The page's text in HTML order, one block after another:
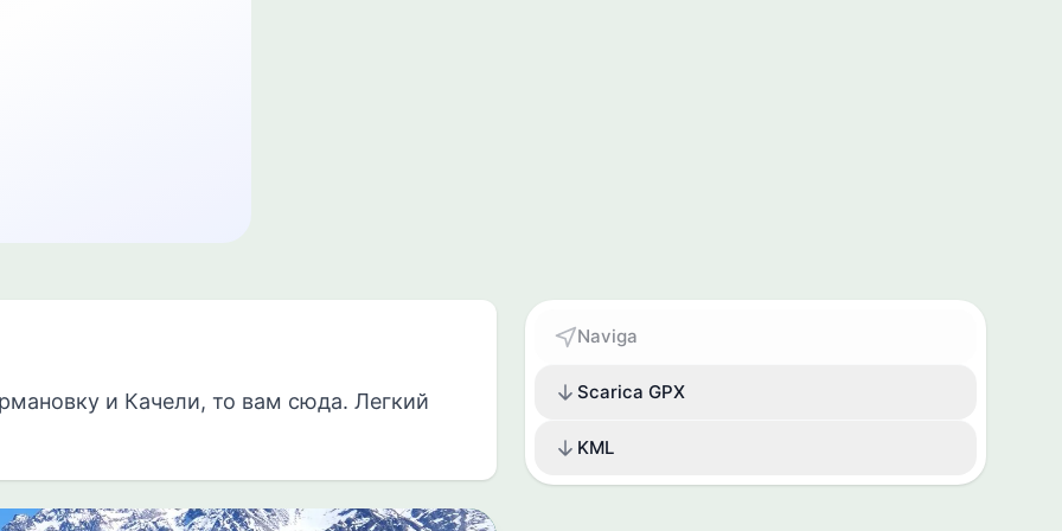
и Качели, то вам сюда. Легкий
Naviga
Scarica GPX
KML